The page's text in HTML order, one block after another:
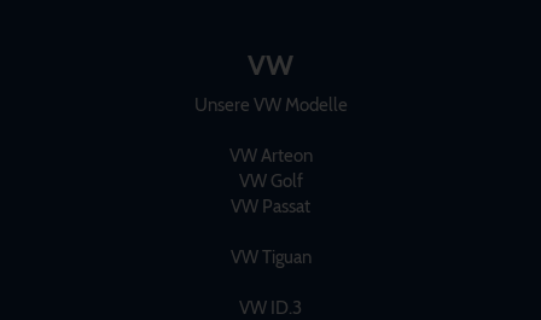
VW
Unsere VW Modelle
VW Arteon
VW Golf
VW Passat
VW Tiguan
VW ID.3